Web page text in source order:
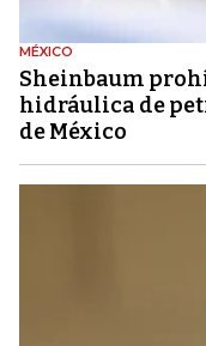
MÉXICO
Sheinbaum
hidráulica de
de México